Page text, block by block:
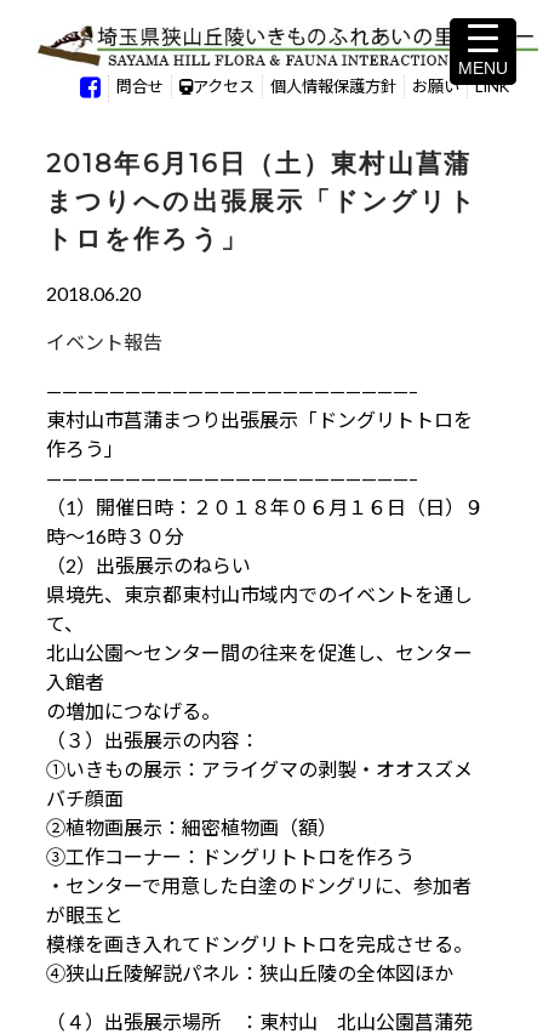
問合せ アクセス 個人情報保護方針 お願い LINK
2018年6月16日（土）東村山菖蒲
まつりへの出張展示「ドングリト
トロを作ろう」
2018.06.20
イベント報告
———————————————————————–
東村山市菖蒲まつり出張展示「ドングリトトロを
作ろう」
———————————————————————–
（1）開催日時：２０１８年０６月１６日（日）９
時～16時３０分
（2）出張展示のねらい
県境先、東京都東村山市域内でのイベントを通し
て、
北山公園～センター間の往来を促進し、センター
入館者
の増加につなげる。
（３）出張展示の内容：
①いきもの展示：アライグマの剥製・オオスズメ
バチ顔面
②植物画展示：細密植物画（額）
③工作コーナー：ドングリトトロを作ろう
・センターで用意した白塗のドングリに、参加者
が眼玉と
模様を画き入れてドングリトトロを完成させる。
④狭山丘陵解説パネル：狭山丘陵の全体図ほか
（４）出張展示場所 ：東村山 北山公園菖蒲苑
MENU
MENU